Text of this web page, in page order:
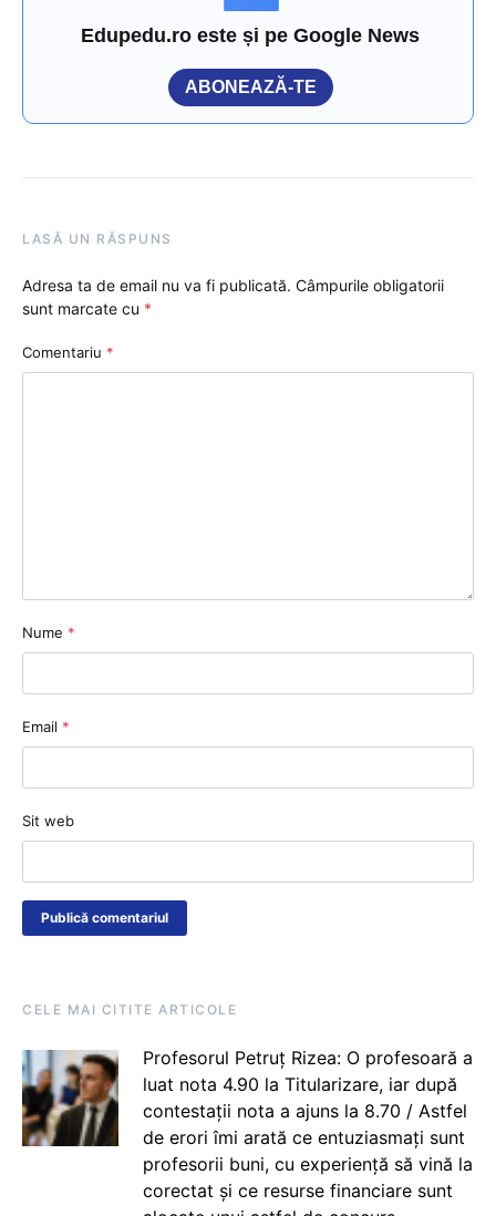
Edupedu.ro este și pe Google News
ABONEAZĂ-TE
LASĂ UN RĂSPUNS
Adresa ta de email nu va fi publicată. Câmpurile obligatorii
sunt marcate cu *
Comentariu *
Nume *
Email *
Sit web
CELE MAI CITITE ARTICOLE
Profesorul Petruț Rizea: O profesoară a
luat nota 4.90 la Titularizare, iar după
contestații nota a ajuns la 8.70 / Astfel
de erori îmi arată ce entuziasmați sunt
profesorii buni, cu experiență să vină la
corectat și ce resurse financiare sunt